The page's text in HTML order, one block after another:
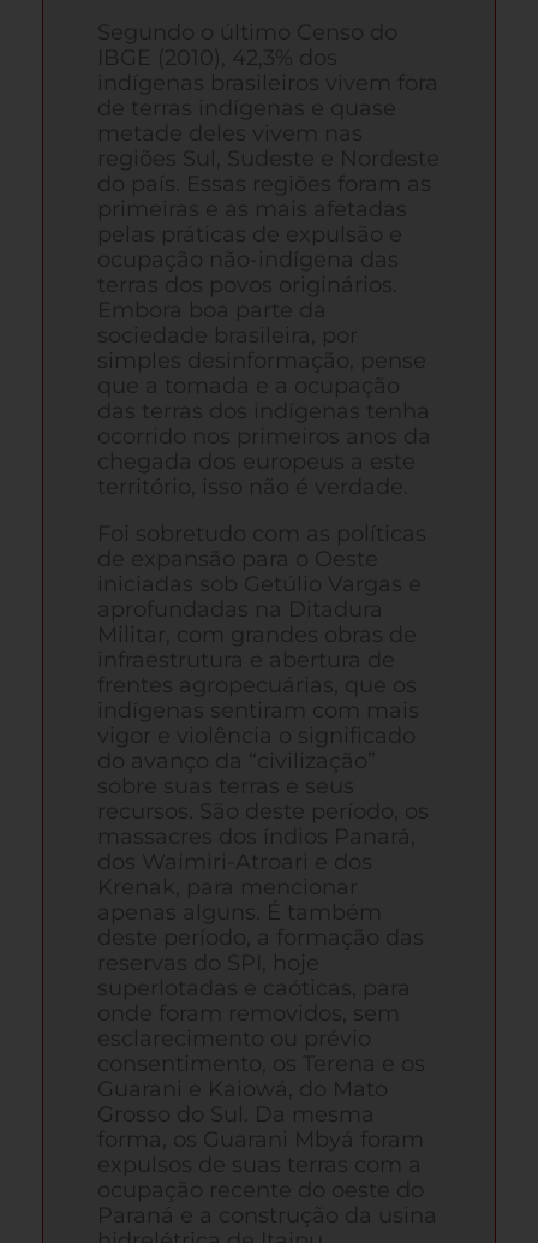
Segundo o último Censo do
IBGE (2010), 42,3% dos
indígenas brasileiros vivem fora
de terras indígenas e quase
metade deles vivem nas
regiões Sul, Sudeste e Nordeste
do país. Essas regiões foram as
primeiras e as mais afetadas
pelas práticas de expulsão e
ocupação não-indígena das
terras dos povos originários.
Embora boa parte da
sociedade brasileira, por
simples desinformação, pense
que a tomada e a ocupação
das terras dos indígenas tenha
ocorrido nos primeiros anos da
chegada dos europeus a este
território, isso não é verdade.
Foi sobretudo com as políticas
de expansão para o Oeste
iniciadas sob Getúlio Vargas e
aprofundadas na Ditadura
Militar, com grandes obras de
infraestrutura e abertura de
frentes agropecuárias, que os
indígenas sentiram com mais
vigor e violência o significado
do avanço da “civilização”
sobre suas terras e seus
recursos. São deste período, os
massacres dos índios Panará,
dos Waimiri-Atroari e dos
Krenak, para mencionar
apenas alguns. É também
deste período, a formação das
reservas do SPI, hoje
superlotadas e caóticas, para
onde foram removidos, sem
esclarecimento ou prévio
consentimento, os Terena e os
Guarani e Kaiowá, do Mato
Grosso do Sul. Da mesma
forma, os Guarani Mbyá foram
expulsos de suas terras com a
ocupação recente do oeste do
Paraná e a construção da usina